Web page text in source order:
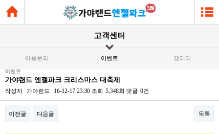
고객센터
이용문의 이벤트 갤러리
이벤트
가야랜드 엔젤파크 크리스마스 대축제
작성자 가야랜드 16-12-17 23:30 조회 5,348회 댓글 0건
이전글 다음글 목록